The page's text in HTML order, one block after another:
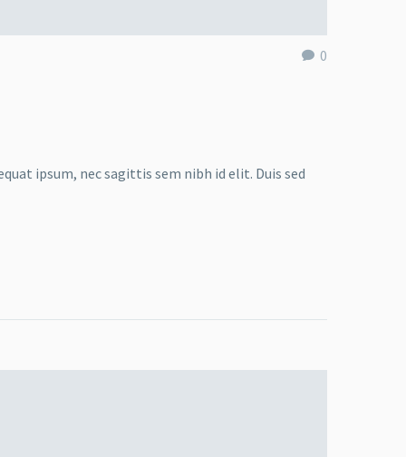
0
ipsum, nec sagittis sem nibh id elit. Duis sed